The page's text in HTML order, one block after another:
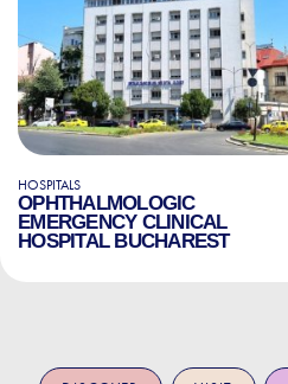
HOSPITALS
OPHTHALMOLOGIC
EMERGENCY CLINICAL
HOSPITAL BUCHAREST